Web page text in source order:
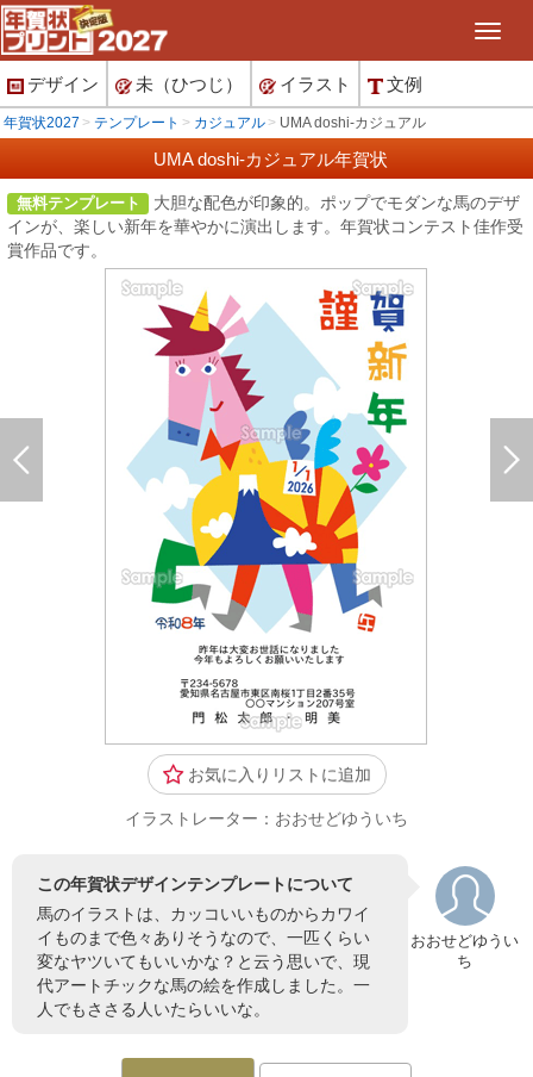
デザイン 未（ひつじ） イラスト 文例
年賀状2027 テンプレート カジュアル UMA doshi-カジュアル
UMA doshi-カジュアル年賀状
無料テンプレート
大胆な配色が印象的。ポップでモダンな馬のデザ
インが、楽しい新年を華やかに演出します。年賀状コンテスト佳作受
賞作品です。
お気に入りリストに追加
イラストレーター：おおせどゆういち
おおせどゆうい
ち
この年賀状デザインテンプレートについて
馬のイラストは、カッコいいものからカワイ
イものまで色々ありそうなので、一匹くらい
変なヤツいてもいいかな？と云う思いで、現
代アートチックな馬の絵を作成しました。一
人でもささる人いたらいいな。